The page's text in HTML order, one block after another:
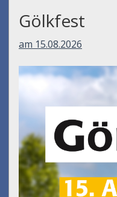
Gölkfest
am 15.08.2026